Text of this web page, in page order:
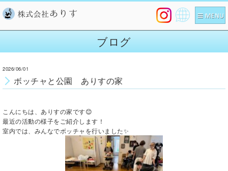
ブログ
2026/06/01
ボッチャと公園 ありすの家
こんにちは、ありすの家です😊
最近の活動の様子をご紹介します！
室内では、みんなでボッチャを行いました✨